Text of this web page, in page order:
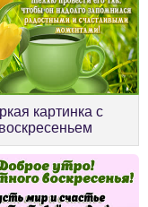
картинка с
воскресеньем